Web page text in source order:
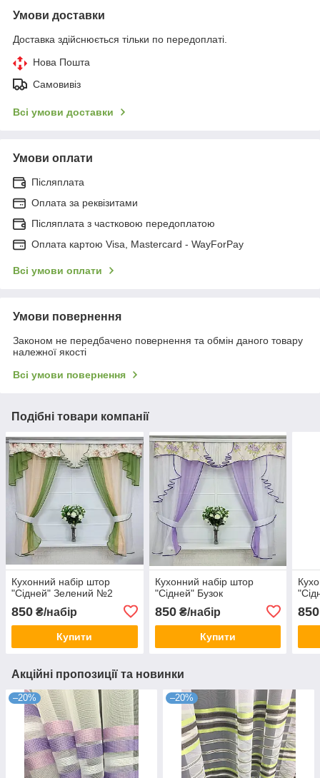
Умови доставки
Доставка здійснюється тільки по передоплаті.
Нова Пошта
Самовивіз
Всі умови доставки
Умови оплати
Післяплата
Оплата за реквізитами
Післяплата з частковою передоплатою
Оплата картою Visa, Mastercard - WayForPay
Всі умови оплати
Умови повернення
Законом не передбачено повернення та обмін даного товару
належної якості
Всі умови повернення
Подібні товари компанії
Кухонний набір штор
"Сідней" Зелений №2
850 ₴/набір
Купити
Кухонний набір штор
"Сідней" Бузок
850₴/набір
Купити
850
Акційні пропозиції та новинки
–20% –20%